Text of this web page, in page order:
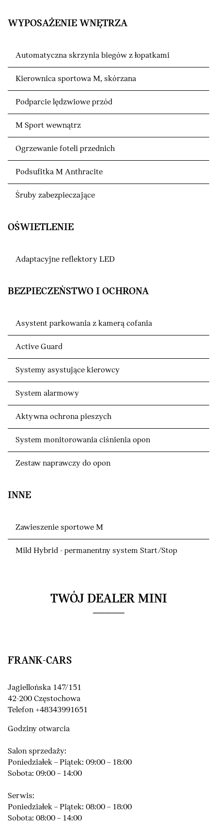
WYPOSAŻENIE WNĘTRZA
Automatyczna skrzynia biegów z łopatkami
Kierownica sportowa M, skórzana
Podparcie lędzwiowe przód
M Sport wewnątrz
Ogrzewanie foteli przednich
Podsufitka M Anthracite
Śruby zabezpieczające
OŚWIETLENIE
Adaptacyjne reflektory LED
BEZPIECZEŃSTWO I OCHRONA
Asystent parkowania z kamerą cofania
Active Guard
Systemy asystujące kierowcy
System alarmowy
Aktywna ochrona pieszych
System monitorowania ciśnienia opon
Zestaw naprawczy do opon
INNE
Zawieszenie sportowe M
Mild Hybrid - permanentny system Start/Stop
TWÓJ DEALER MINI
FRANK-CARS
Jagiellońska 147/151
42-200 Częstochowa
Telefon +48343991651
Godziny otwarcia
Salon sprzedaży:
Poniedziałek – Piątek: 09:00 – 18:00
Sobota: 09:00 – 14:00
Serwis:
Poniedziałek – Piątek: 08:00 – 18:00
Sobota: 08:00 – 14:00